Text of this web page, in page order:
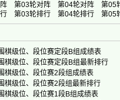
第03轮对阵 第04轮对阵
第05
第03轮排行 第04轮排行 第05
棋级位、段位赛定段B组成绩表
棋级位、段位赛定段B组最新排行
棋级位、段位赛2段组成绩表
棋级位、段位赛2段组最新排行
棋级位、段位赛1段B组成绩表